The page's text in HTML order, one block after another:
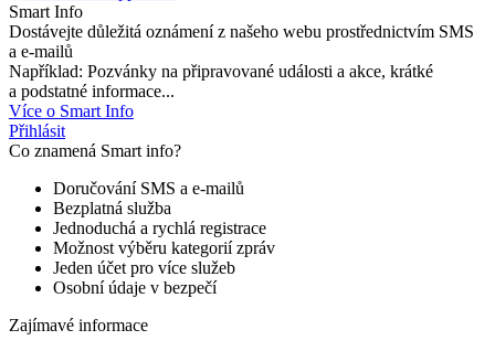
Smart Info
Dostávejte důležitá oznámení z našeho webu prostřednictvím SMS
a e-mailů
Například: Pozvánky na připravované události a akce, krátké
a podstatné informace...
Více o Smart Info
Přihlásit
Co znamená Smart info?
Doručování SMS a e-mailů
Bezplatná služba
Jednoduchá a rychlá registrace
Možnost výběru kategorií zpráv
Jeden účet pro více služeb
Osobní údaje v bezpečí
Zajímavé informace